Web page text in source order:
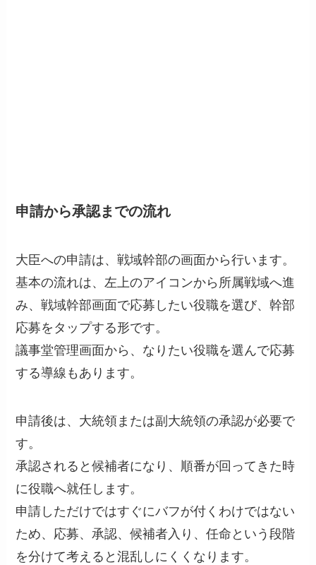
申請から承認までの流れ
大臣への申請は、戦域幹部の画面から行います。
基本の流れは、左上のアイコンから所属戦域へ進
み、戦域幹部画面で応募したい役職を選び、幹部
応募をタップする形です。
議事堂管理画面から、なりたい役職を選んで応募
する導線もあります。
申請後は、大統領または副大統領の承認が必要で
す。
承認されると候補者になり、順番が回ってきた時
に役職へ就任します。
申請しただけではすぐにバフが付くわけではない
ため、応募、承認、候補者入り、任命という段階
を分けて考えると混乱しにくくなります。